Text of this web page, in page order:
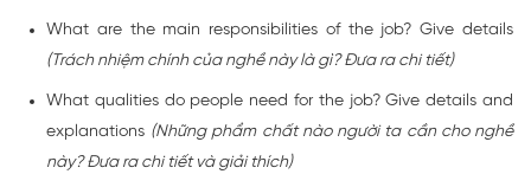
What are the main responsibilities of the job? Give details
(Trách nhiệm chính của nghề này là gì? Đưa ra chi tiết)
What qualities do people need for the job? Give details and
explanations (Những phẩm chất nào người ta cần cho nghề
này? Đưa ra chi tiết và giải thích)